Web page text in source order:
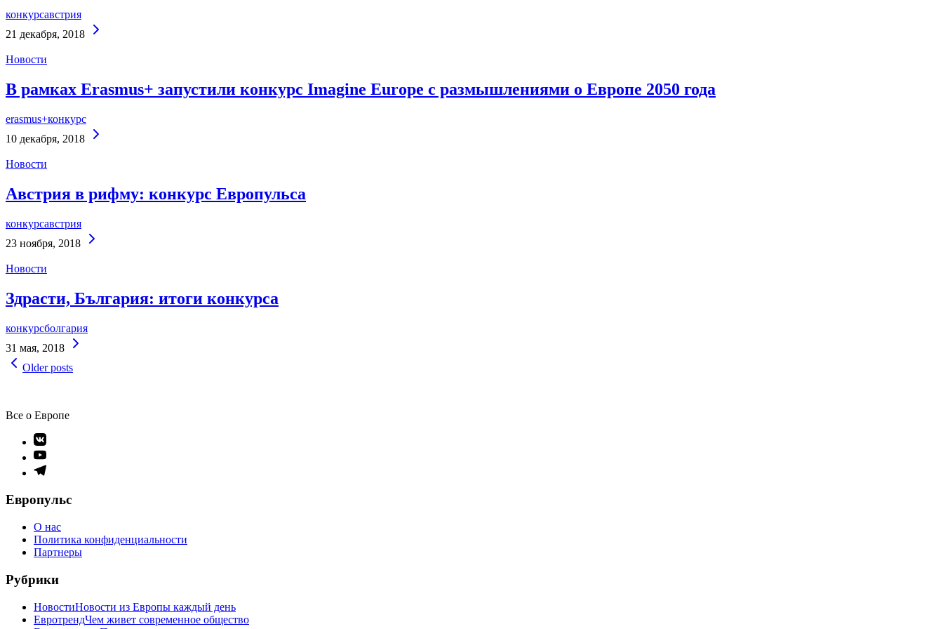
конкурсавстрия
21 декабря, 2018
Новости
В рамках Erasmus+ запустили конкурс Imagine Europe c размышлениями о Европе 2050 года
erasmus+конкурс
10 декабря, 2018
Новости
Австрия в рифму: конкурс Европульса
конкурсавстрия
23 ноября, 2018
Новости
Здрасти, България: итоги конкурса
конкурсболгария
31 мая, 2018
Навигация
Older posts
Все о Европе
Элемент
меню
Элемент
меню
Элемент
Европульс
О нас
Политика конфиденциальности
Партнеры
Рубрики
НовостиНовости из Европы каждый день
ЕвротрендЧем живет современное общество